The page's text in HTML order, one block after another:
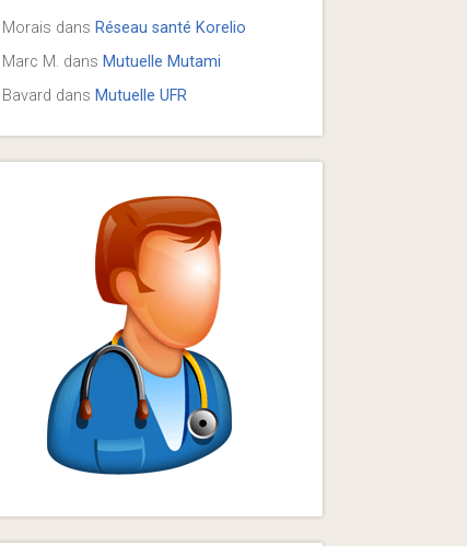
Morais dans Réseau santé Korelio
Marc M. dans Mutuelle Mutami
Bavard dans Mutuelle UFR